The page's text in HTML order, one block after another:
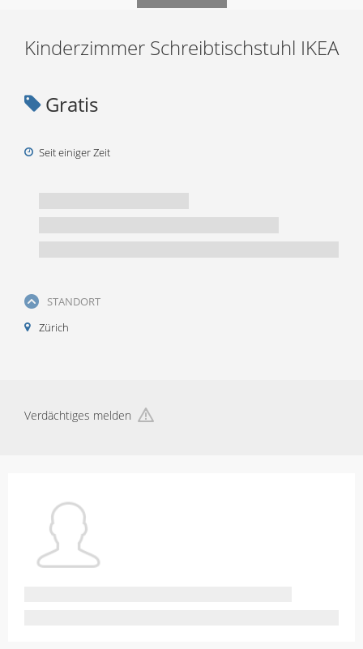
Kinderzimmer Schreibtischstuhl IKEA
Gratis
Seit einiger Zeit
STANDORT
Zürich
Verdächtiges melden